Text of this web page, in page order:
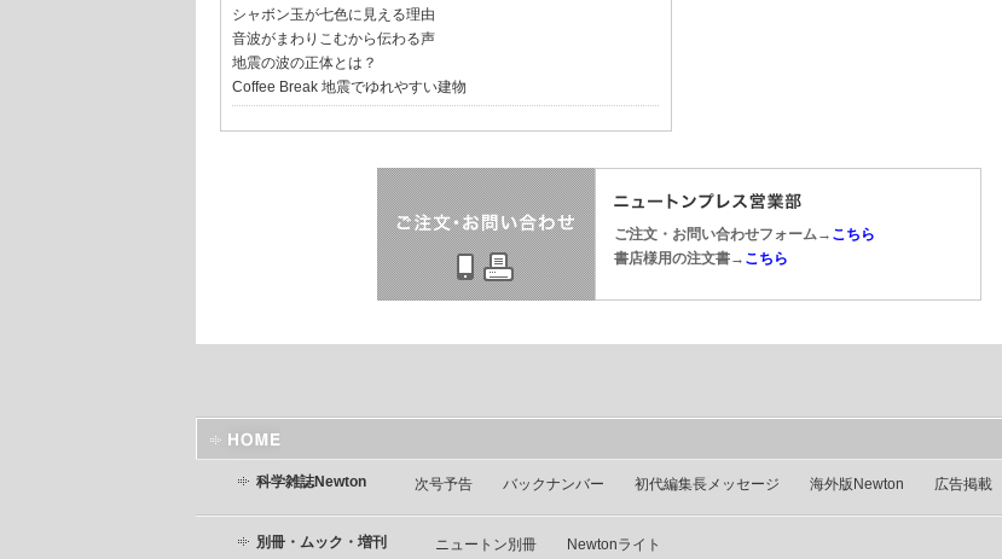
シャボン玉が七色に見える理由
音波がまわりこむから伝わる声
地震の波の正体とは？
Coffee Break 地震でゆれやすい建物
ご注文・お問い合わせフォーム→ こちら
書店様用の注文書→ こちら
科学雑誌Newton 次号予告 バックナンバー 初代編集長メッセージ 海外版Newton 広告掲載
別冊・ムック・増刊 ニュートン別冊 Newtonライト